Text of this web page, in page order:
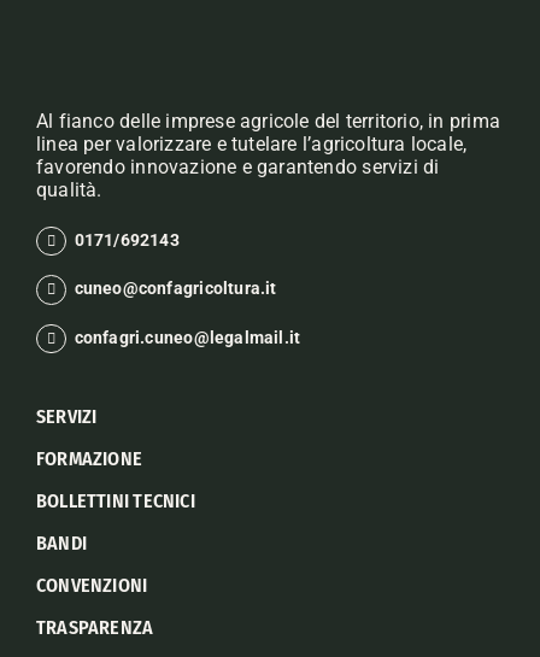
Al fianco delle imprese agricole del territorio, in prima
linea per valorizzare e tutelare l’agricoltura locale,
favorendo innovazione e garantendo servizi di
qualità.
0171/692143
cuneo@confagricoltura.it
confagri.cuneo@legalmail.it
SERVIZI
FORMAZIONE
BOLLETTINI TECNICI
BANDI
CONVENZIONI
TRASPARENZA